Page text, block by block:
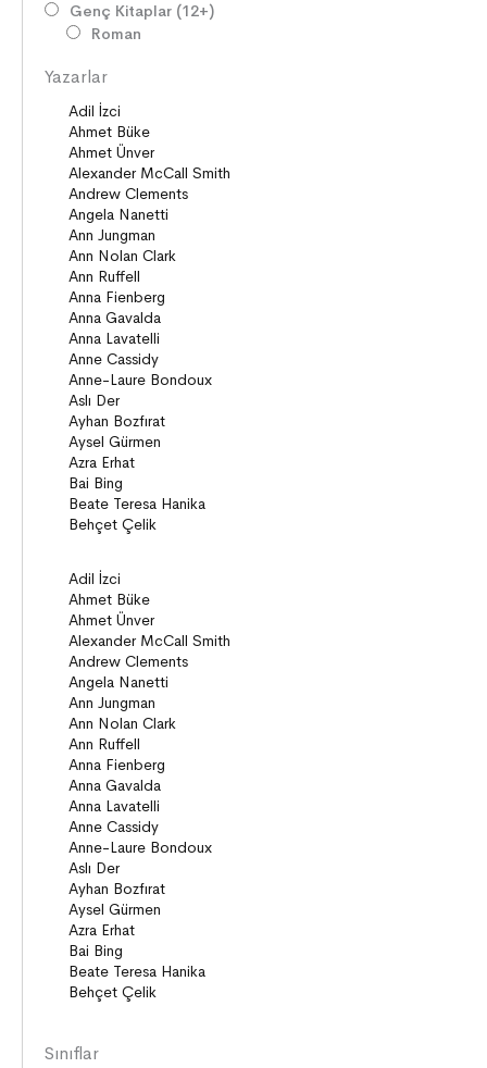
Genç Kitaplar (12+)
Roman
Öyküler
Şiirler
Deneme
Anlatı
Seçki
Köprü Kitaplar (10+)
Roman
Öyküler
Anlatı
ON8 (15+)
Roman
Diziler
Öyküler
Anlatı
Gizemli Maceralar Koleksiyonu
Diziler
Behiç Ak Yetişkin Kitapları
Öykü
Yazarlar
Sınıflar